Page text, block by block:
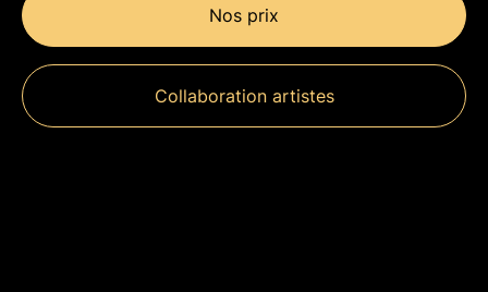
Nos prix
Collaboration artistes